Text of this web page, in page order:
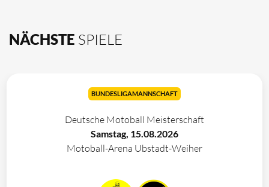
NÄCHSTE SPIELE
BUNDESLIGAMANNSCHAFT
Deutsche Motoball Meisterschaft
Samstag, 15.08.2026
Motoball-Arena Ubstadt-Weiher